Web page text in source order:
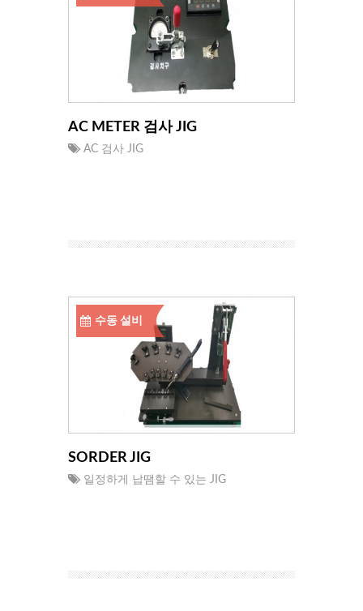
AC METER 검사 JIG
AC 검사 JIG
수동 설비
SORDER JIG
일정하게 납땜할 수 있는 JIG